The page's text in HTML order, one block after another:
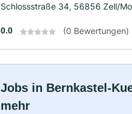
Schlossstraße 34, 56856 Zell/
0.0 (0 Bewertungen)
Jobs in Bernkastel-
mehr